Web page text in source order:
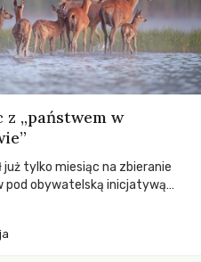
z „państwem w
już tylko miesiąc na zbieranie
pod obywatelską inicjatywą
ponieważ projekt